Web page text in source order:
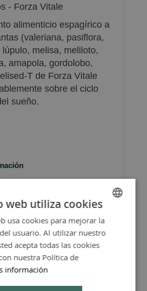
- Forza Vitale
alimenticio espagírico a
(valeriana, pasiflora,
melisa, meliloto,
amapola, gordolobo,
T de Forza Vitale
sobre el ciclo
sueño.
y Respuestas
SPANISH
ENGLISH
web utiliza cookies
usa cookies para mejorar la
usuario. Al utilizar nuestro
acepta todas las cookies
nuestra Política de
información